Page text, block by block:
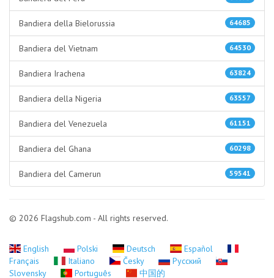
64685
Bandiera della Bielorussia
64530
Bandiera del Vietnam
63824
Bandiera Irachena
63557
Bandiera della Nigeria
61151
Bandiera del Venezuela
60298
Bandiera del Ghana
59541
Bandiera del Camerun
© 2026 Flagshub.com - All rights reserved.
English Polski Deutsch
Español
Français
Italiano Česky
Русский
Slovensky
Português 中国的